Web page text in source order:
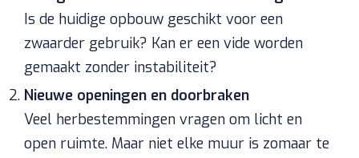
Is de huidige opbouw geschikt voor een
zwaarder gebruik? Kan er een vide worden
gemaakt zonder instabiliteit?
Nieuwe openingen en doorbraken
Veel herbestemmingen vragen om licht en
open ruimte. Maar niet elke muur is zomaar te